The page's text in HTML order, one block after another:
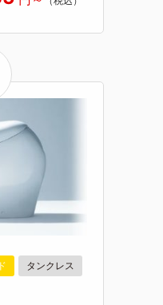
タンクレス